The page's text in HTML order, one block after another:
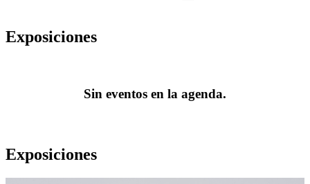
Exposiciones
Sin eventos en la agenda.
Exposiciones